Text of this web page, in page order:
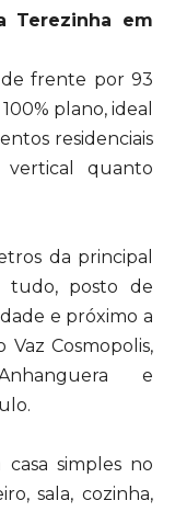
Terezinha em
de frente por 93
plano, ideal
residenciais
quanto
da principal
tudo, posto de
e próximo a
Cosmopolis,
e
simples no
sala, cozinha,